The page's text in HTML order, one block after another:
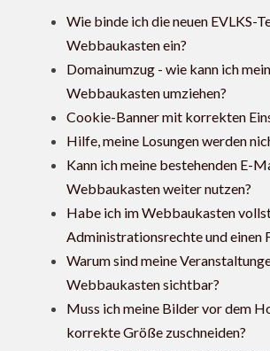
Wie binde ich die neuen EVLKS-
Webbaukasten ein?
Domainumzug - wie kann ich
Webbaukasten umziehen?
Cookie-Banner mit korrekten
Hilfe, meine Losungen werden
Kann ich meine bestehenden E-
Webbaukasten weiter nutzen?
Habe ich im Webbaukasten
Administrationsrechte und einen
Warum sind meine
Webbaukasten sichtbar?
Muss ich meine Bilder vor dem
korrekte Größe zuschneiden?